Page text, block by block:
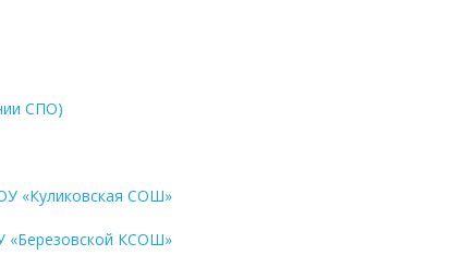
СПО)
«Куликовская СОШ»
«Березовской КСОШ»